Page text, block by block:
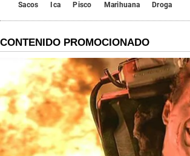
Sacos Ica Pisco Marihuana Droga